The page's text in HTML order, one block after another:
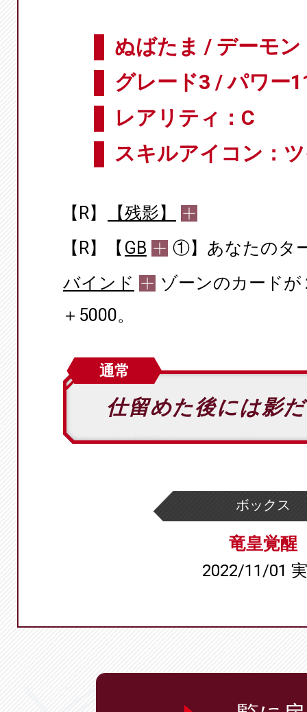
ぬばたま / デーモン
グレード3 / パワー
レアリティ：C
スキルアイコン：
【R】
【残影】
【R】【 GB
①】あなたのタ
バインド
ゾーンのカード
＋5000。
通常
仕留めた後には影
ボックス
竜皇覚醒
2022/11/01